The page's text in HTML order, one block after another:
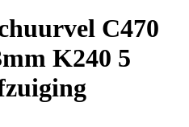
C470
K240 5